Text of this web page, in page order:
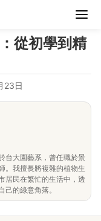
從初學到精
23日
台大園藝系，曾任職於景
。我擅長將複雜的植物生
居民在繁忙的生活中，透
的綠意角落。